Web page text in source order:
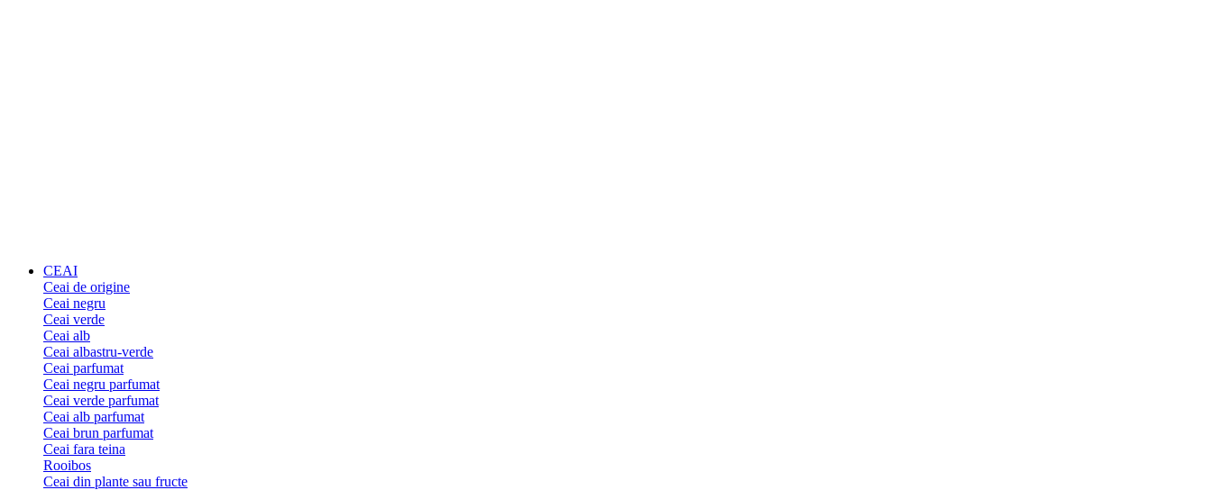
CEAI
Ceai de origine
Ceai negru
Ceai verde
Ceai alb
Ceai albastru-verde
Ceai parfumat
Ceai negru parfumat
Ceai verde parfumat
Ceai alb parfumat
Ceai brun parfumat
Ceai fara teina
Rooibos
Ceai din plante sau fructe